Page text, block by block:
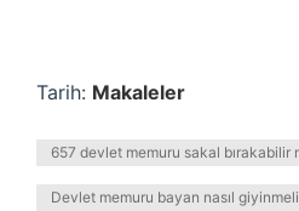
Tarih: Makaleler
657 devlet memuru sakal bırakabilir
Devlet memuru bayan nasıl giyinmeli